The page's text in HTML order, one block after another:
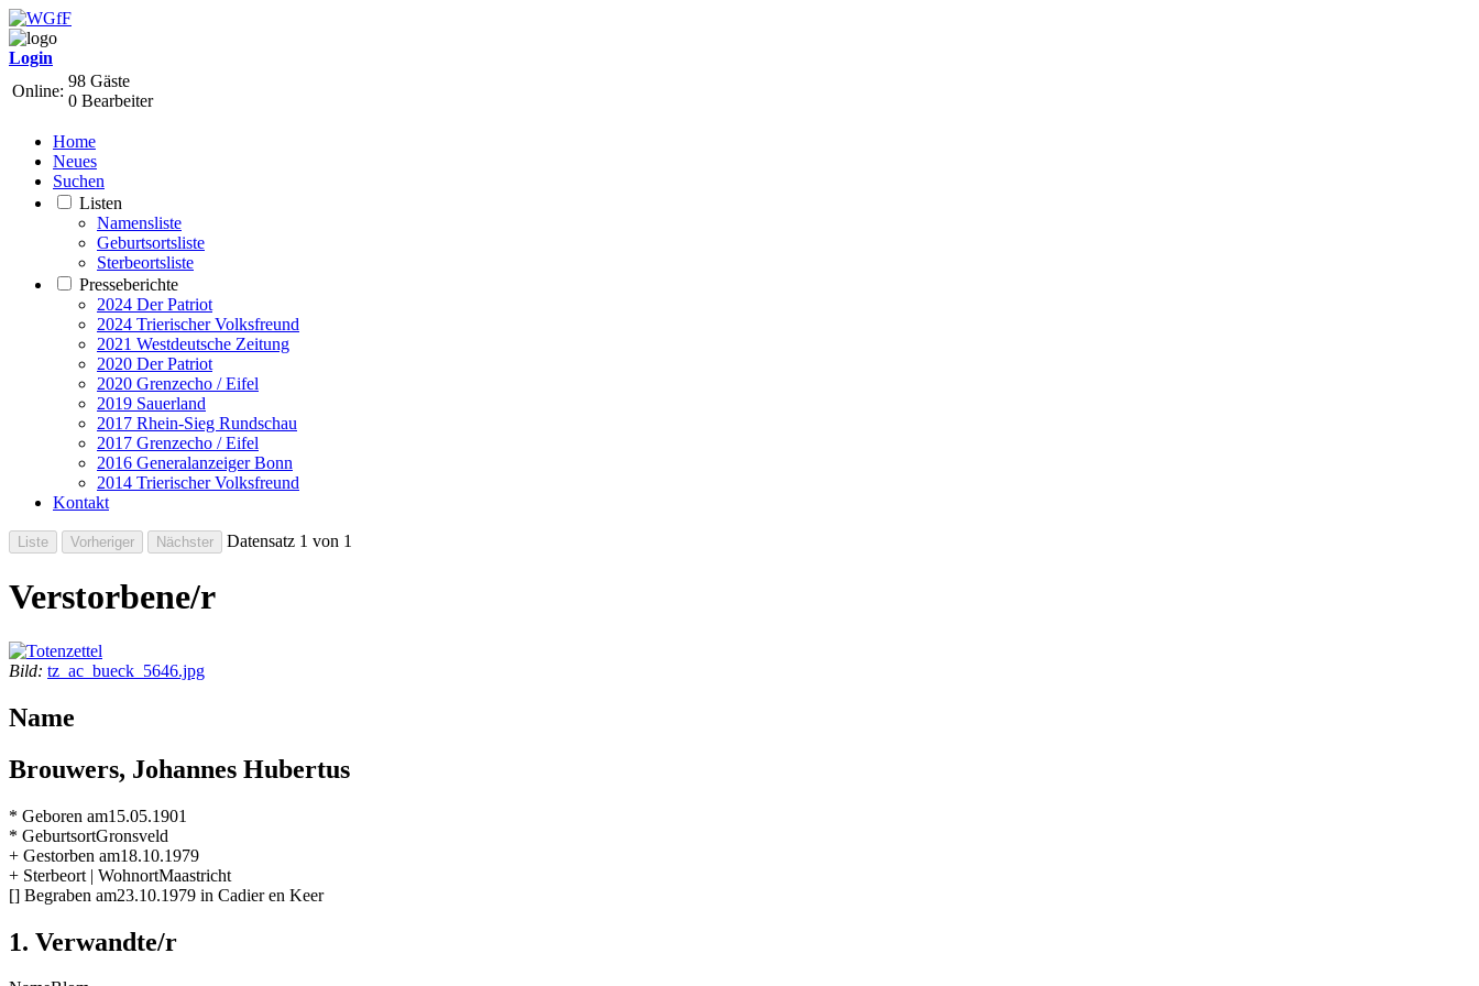
Login
Online:
98 Gäste
0 Bearbeiter
Home
Neues
Suchen
Listen
Namensliste
Geburtsortsliste
Sterbeortsliste
Presseberichte
2024 Der Patriot
2024 Trierischer Volksfreund
2021 Westdeutsche Zeitung
2020 Der Patriot
2020 Grenzecho / Eifel
2019 Sauerland
2017 Rhein-Sieg Rundschau
2017 Grenzecho / Eifel
2016 Generalanzeiger Bonn
2014 Trierischer Volksfreund
Kontakt
Datensatz 1 von 1
Verstorbene/r
Bild: tz_ac_bueck_5646.jpg
Name
Brouwers, Johannes Hubertus
* Geboren am15.05.1901
* GeburtsortGronsveld
+ Gestorben am18.10.1979
+ Sterbeort | WohnortMaastricht
[] Begraben am23.10.1979 in Cadier en Keer
1. Verwandte/r